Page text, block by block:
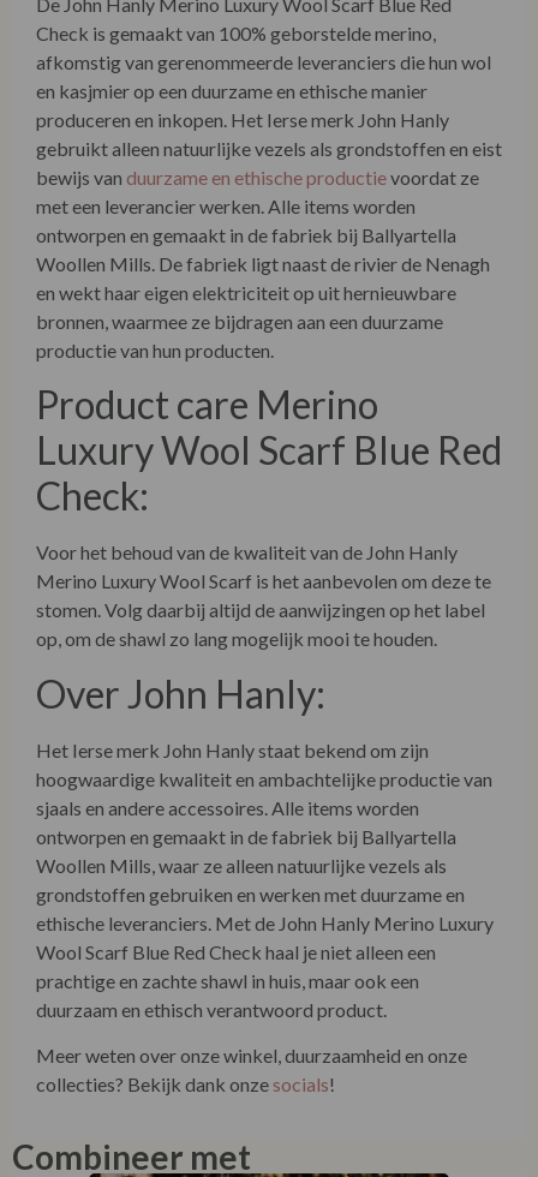
Check is gemaakt van 100% geborstelde merino,
afkomstig van gerenommeerde leveranciers die hun wol
en kasjmier op een duurzame en ethische manier
produceren en inkopen. Het Ierse merk John Hanly
gebruikt alleen natuurlijke vezels als grondstoffen en eist
bewijs van duurzame en ethische productievoordat ze
met een leverancier werken. Alle items worden
ontworpen en gemaakt in de fabriek bij Ballyartella
Woollen Mills. De fabriek ligt naast de rivier de Nenagh
en wekt haar eigen elektriciteit op uit hernieuwbare
bronnen, waarmee ze bijdragen aan een duurzame
productie van hun producten.
Product care Merino
Luxury Wool Scarf Blue Red
Check:
Voor het behoud van de kwaliteit van de John Hanly
Merino Luxury Wool Scarf is het aanbevolen om deze te
stomen. Volg daarbij altijd de aanwijzingen op het label
op, om de shawl zo lang mogelijk mooi te houden.
Over John Hanly:
Het Ierse merk John Hanly staat bekend om zijn
hoogwaardige kwaliteit en ambachtelijke productie van
sjaals en andere accessoires. Alle items worden
ontworpen en gemaakt in de fabriek bij Ballyartella
Woollen Mills, waar ze alleen natuurlijke vezels als
grondstoffen gebruiken en werken met duurzame en
ethische leveranciers. Met de John Hanly Merino Luxury
Wool Scarf Blue Red Check haal je niet alleen een
prachtige en zachte shawl in huis, maar ook een
duurzaam en ethisch verantwoord product.
Meer weten over onze winkel, duurzaamheid en onze
collecties? Bekijk dank onze socials!
Combineer met